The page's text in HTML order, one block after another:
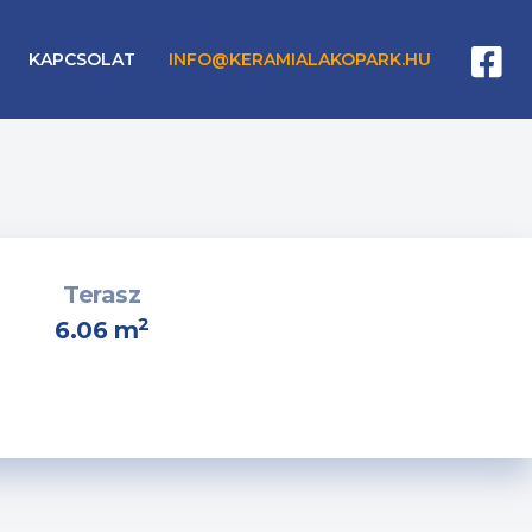
KAPCSOLAT INFO@KERAMIALAKOPARK.HU
Terasz
6.06 m2